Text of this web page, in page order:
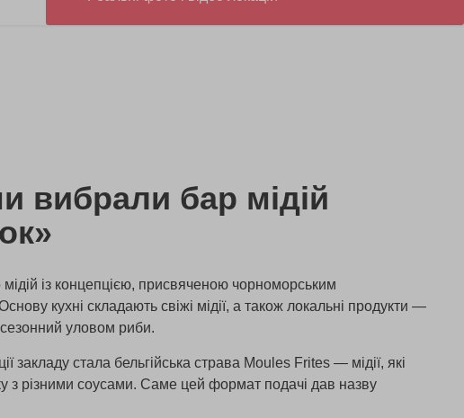
вибрали бар мідій
із концепцією, присвяченою чорноморським
кухні складають свіжі мідії, а також локальні продукти —
уловом риби.
закладу стала бельгійська страва Moules Frites — мідії, які
з різними соусами. Саме цей формат подачі дав назву